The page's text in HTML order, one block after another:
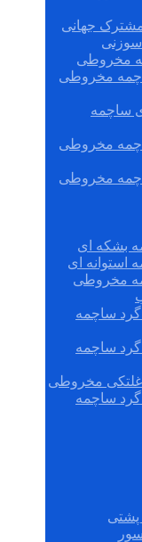
مشترک جهانی
سوزنی
مخروطی
مخروطی
ساچمه
مخروطی
مخروطی
بشکه ای
استوانه ای
مخروطی
ساچمه
ساچمه
غلتکی مخروطی
ساچمه